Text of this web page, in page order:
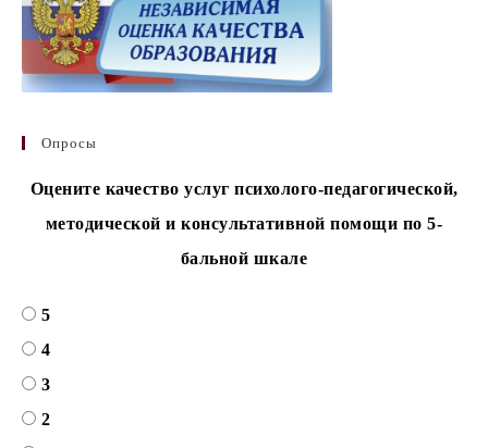
Опросы
Оцените качество услуг психолого-педагогической,
методической и консультативной помощи по 5-
бальной шкале
5
4
3
2